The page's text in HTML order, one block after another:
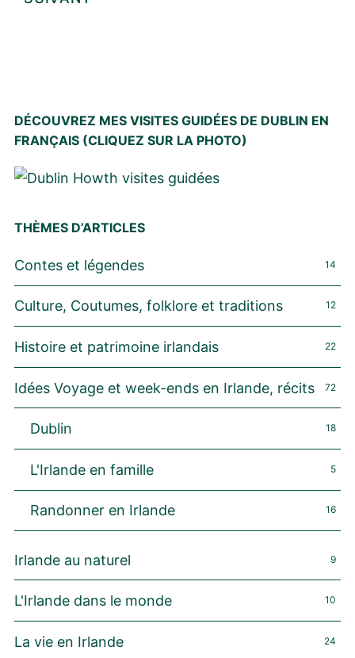
DÉCOUVREZ MES VISITES GUIDÉES DE DUBLIN EN
FRANÇAIS (CLIQUEZ SUR LA PHOTO)
THÈMES D’ARTICLES
Contes et légendes 14
Culture, Coutumes, folklore et traditions 12
Histoire et patrimoine irlandais 22
Idées Voyage et week-ends en Irlande, récits 72
Dublin 18
L'Irlande en famille 5
Randonner en Irlande 16
Irlande au naturel 9
L'Irlande dans le monde 10
La vie en Irlande 24